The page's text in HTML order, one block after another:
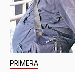
PRIMERA